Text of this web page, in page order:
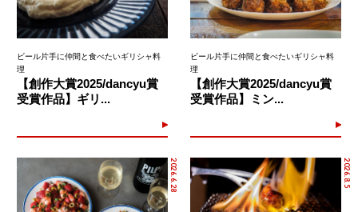
ビール片手に仲間と食べたいギリシャ料
理
【創作大賞2025/dancyu賞
受賞作品】ギリ...
ビール片手に仲間と食べたいギリシャ料
理
【創作大賞2025/dancyu賞
受賞作品】ミン...
2026.6.28 2026.8.5